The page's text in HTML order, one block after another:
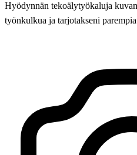
Hyödynnän tekoälytyökaluja
työnkulkua ja tarjotakseni